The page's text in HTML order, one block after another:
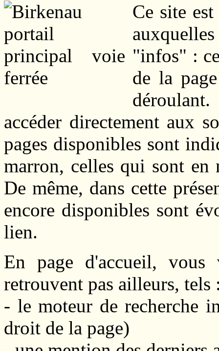
Ce site
"infos" :
de la
accéder directement aux
pages disponibles sont
marron, celles qui sont en
De même, dans cette
encore disponibles sont
lien.
En page d'accueil, vous
retrouvent pas ailleurs, tels
- le moteur de recherche
droit de la page)